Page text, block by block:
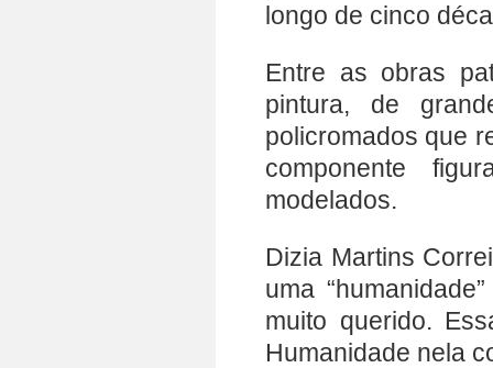
longo de cinco
Entre as obras
pintura, de
policromados que
componente
modelados.
Dizia Martins
uma
muito querido.
Humanidade nela